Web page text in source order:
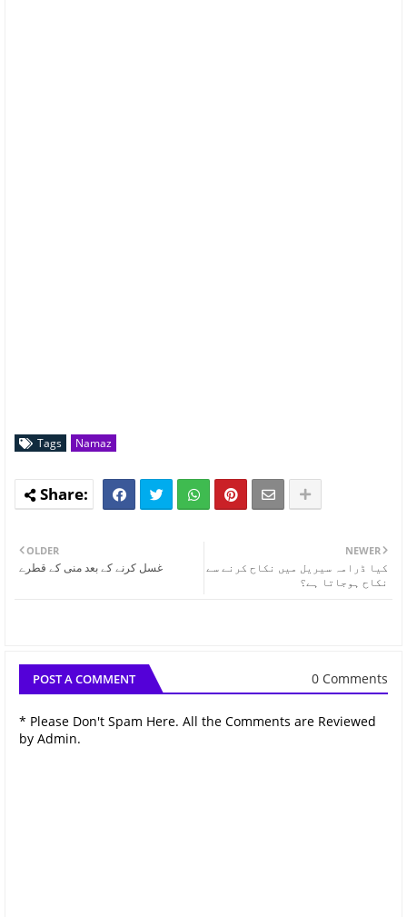
Tags Namaz
NEWER
کیا ڈرامہ سیریل میں نکاح کرنے سے
نکاح ہوجاتا ہے؟
OLDER
غسل کرنے کے بعد منی کے قطرے
POST A COMMENT 0 Comments
* Please Don't Spam Here. All the Comments are Reviewed
by Admin.